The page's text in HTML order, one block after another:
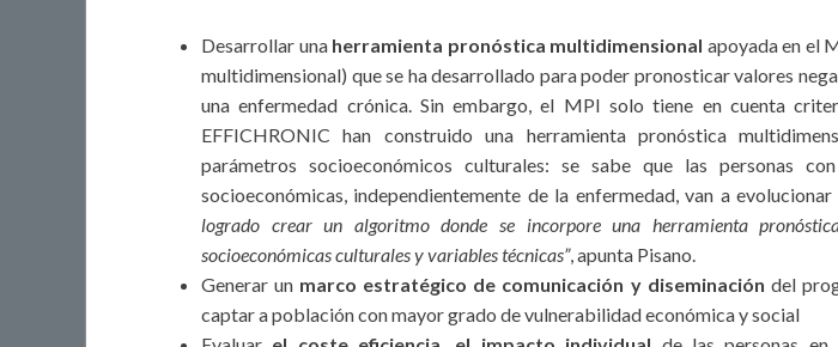
Desarrollar una herramienta pronóstica multidimensional apoyada en el
multidimensional) que se ha desarrollado para poder pronosticar valores
una enfermedad crónica. Sin embargo, el MPI solo tiene en cuenta
EFFICHRONIC han construido una herramienta pronóstica
parámetros socioeconómicos culturales: se sabe que las personas
socioeconómicas, independientemente de la enfermedad, van a evolucionar
logrado crear un algoritmo donde se incorpore una herramienta
socioeconómicas culturales y variables técnicas”, apunta Pisano.
Generar un marco estratégico de comunicación y diseminación del
captar a población con mayor grado de vulnerabilidad económica y social